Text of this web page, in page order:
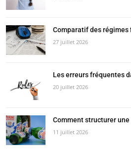
Comparatif des
27 juillet 2026
Les erreurs fréquentes
20 juillet 2026
Comment structurer
11 juillet 2026